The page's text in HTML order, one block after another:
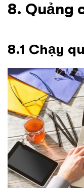
8. Quảng
8.1 Chạy